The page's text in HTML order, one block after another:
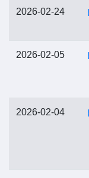
2026-02-24
2026-02-05
2026-02-04